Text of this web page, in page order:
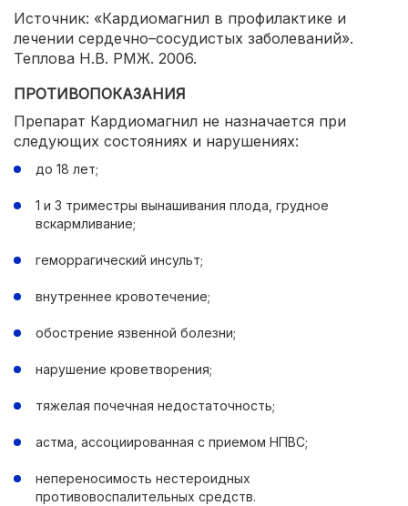
Источник: «Кардиомагнил в профилактике и
лечении сердечно–сосудистых заболеваний».
Теплова Н.В. РМЖ. 2006.
ПРОТИВОПОКАЗАНИЯ
Препарат Кардиомагнил не назначается при
следующих состояниях и нарушениях:
до 18 лет;
1 и 3 триместры вынашивания плода, грудное
вскармливание;
геморрагический инсульт;
внутреннее кровотечение;
обострение язвенной болезни;
нарушение кроветворения;
тяжелая почечная недостаточность;
астма, ассоциированная с приемом НПВС;
непереносимость нестероидных
противовоспалительных средств.